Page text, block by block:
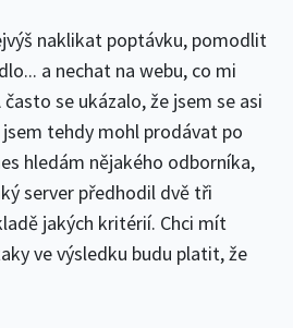
naklikat poptávku, pomodlit
a nechat na webu, co mi
se ukázalo, že jsem se asi
tehdy mohl prodávat po
hledám nějakého odborníka,
server předhodil dvě tři
jakých kritérií. Chci mít
ve výsledku budu platit, že